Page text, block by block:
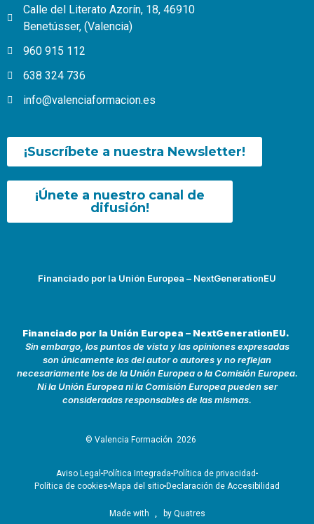
Calle del Literato Azorín, 18, 46910
Benetússer, (Valencia)
960 915 112
638 324 736
info@valenciaformacion.es
¡Suscríbete a nuestra Newsletter!
¡Únete a nuestro canal de
difusión!
Financiado por la Unión Europea – NextGenerationEU
Financiado por la Unión Europea – NextGenerationEU.
Sin embargo, los puntos de vista y las opiniones expresadas
son únicamente los del autor o autores y no reflejan
necesariamente los de la Unión Europea o la Comisión Europea.
Ni la Unión Europea ni la Comisión Europea pueden ser
consideradas responsables de las mismas.
© Valencia Formación 2026
Aviso Legal Política Integrada Política de privacidad
Política de cookies Mapa del sitio Declaración de Accesibilidad